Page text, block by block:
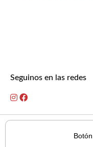
Seguinos en las redes